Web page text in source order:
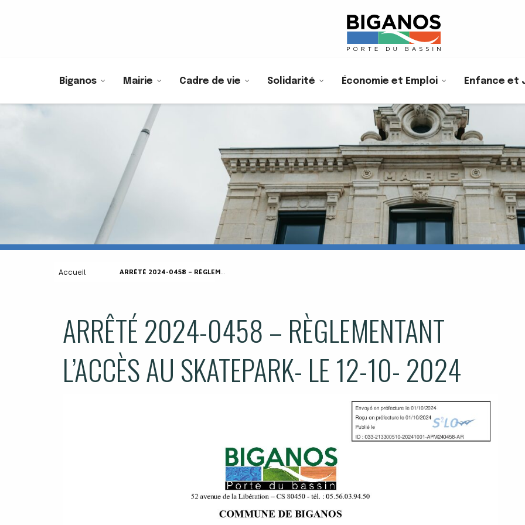
Biganos Mairie Cadre de vie Solidarité Économie et Emploi Enfance et
Accueil ARRÊTÉ 2024-0458 – RÈGLEMENTANT L’ACCÈS AU SKATEPARK- LE 12-10- 2024
ARRÊTÉ 2024-0458 – RÈGLEMENTANT
L’ACCÈS AU SKATEPARK- LE 12-10- 2024